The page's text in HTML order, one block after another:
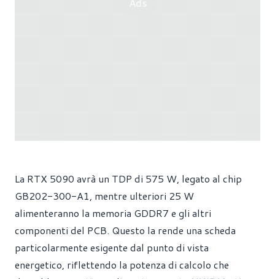
La RTX 5090 avrà un TDP di 575 W, legato al chip
GB202-300-A1, mentre ulteriori 25 W
alimenteranno la memoria GDDR7 e gli altri
componenti del PCB. Questo la rende una scheda
particolarmente esigente dal punto di vista
energetico, riflettendo la potenza di calcolo che